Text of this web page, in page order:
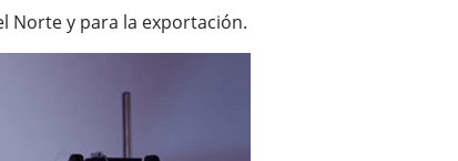
Norte y para la exportación.